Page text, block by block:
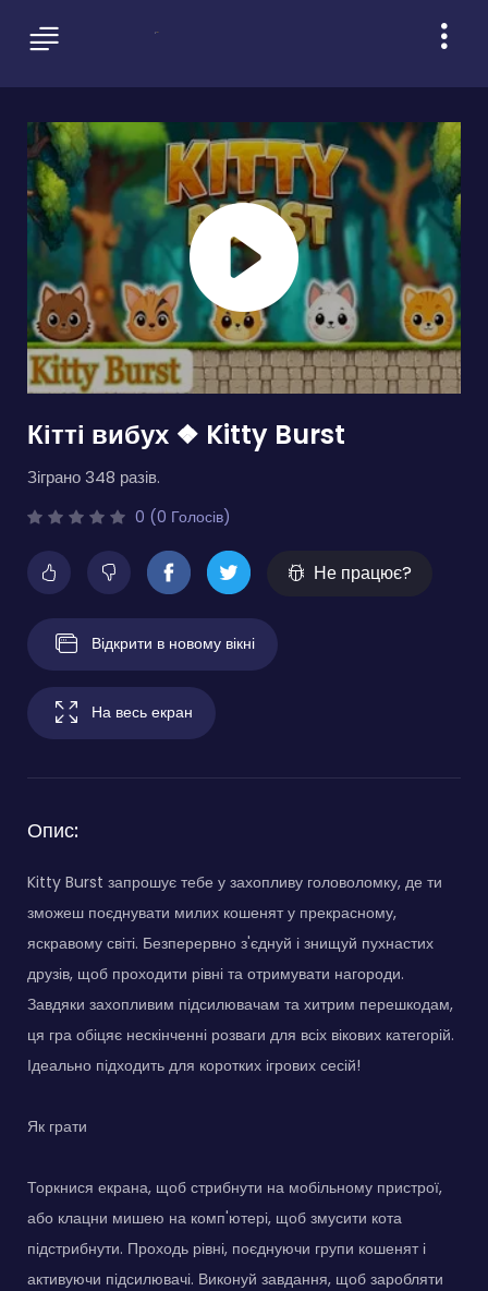
Кітті вибух ❖ Kitty Burst
Зіграно 348 разів.
0 (0 Голосів)
Не працює?
Відкрити в новому вікні
На весь екран
Опис:
Kitty Burst запрошує тебе у захопливу головоломку, де ти
зможеш поєднувати милих кошенят у прекрасному,
яскравому світі. Безперервно з'єднуй і знищуй пухнастих
друзів, щоб проходити рівні та отримувати нагороди.
Завдяки захопливим підсилювачам та хитрим перешкодам,
ця гра обіцяє нескінченні розваги для всіх вікових категорій.
Ідеально підходить для коротких ігрових сесій!
Як грати
Торкнися екрана, щоб стрибнути на мобільному пристрої,
або клацни мишею на комп'ютері, щоб змусити кота
підстрибнути. Проходь рівні, поєднуючи групи кошенят і
активуючи підсилювачі. Виконуй завдання, щоб заробляти